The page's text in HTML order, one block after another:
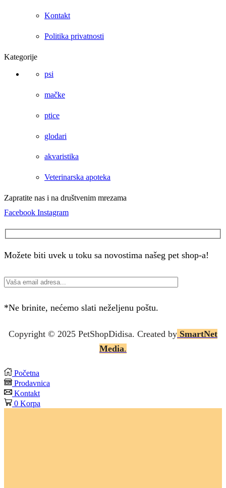
Kontakt
Politika privatnosti
Kategorije
psi
mačke
ptice
glodari
akvaristika
Veterinarska apoteka
Zapratite nas i na društvenim mrezama
Facebook Instagram
Možete biti uvek u toku sa novostima našeg pet shop-a!
*Ne brinite, nećemo slati neželjenu poštu.
Copyright © 2025 PetShopDidisa. Created by SmartNet
Media.
Početna
Prodavnica
Kontakt
0 Korpa